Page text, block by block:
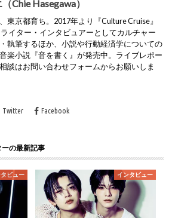
Chie Hasegawa）
東京都育ち。2017年より『Culture Cruise』
イター・インタビュアーとしてカルチャー
執筆するほか、小説や行動経済学についての
楽小説『音を書く』が発売中。ライブレポー
談はお問い合わせフォームからお願いしま
Twitter Facebook
ーの最新記事
ビュー インタビュー